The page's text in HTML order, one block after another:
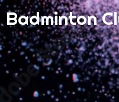
Badminton